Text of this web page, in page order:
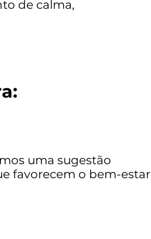
de calma,
uma sugestão
favorecem o bem-estar